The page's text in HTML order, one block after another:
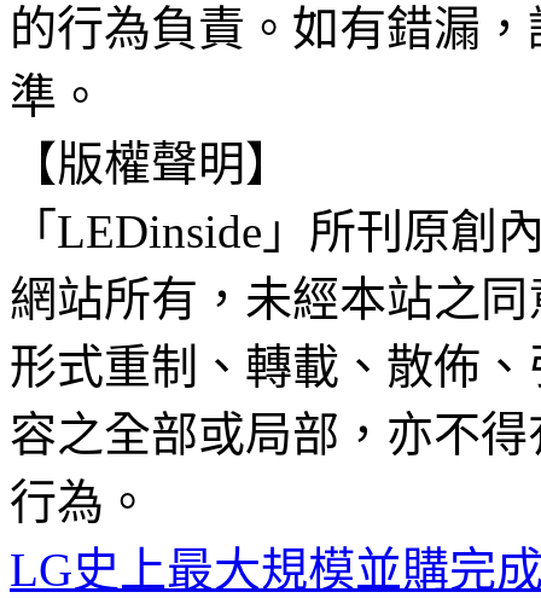
的行為負責。如有錯漏
準。
【版權聲明】
「LEDinside」所刊原創
網站所有，未經本站之
形式重制、轉載、散佈
容之全部或局部，亦不
行為。
LG史上最大規模並購完